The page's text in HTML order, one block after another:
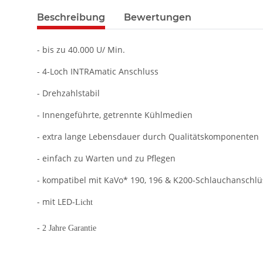
Beschreibung Bewertungen
- bis zu 40.000 U/ Min.
- 4-Loch INTRAmatic Anschluss
- Drehzahlstabil
- Innengeführte, getrennte Kühlmedien
- extra lange Lebensdauer durch Qualitätskomponenten
- einfach zu Warten und zu Pflegen
- kompatibel mit KaVo* 190, 196 & K200-
- mit LED-Licht
- 2 Jahre Garantie